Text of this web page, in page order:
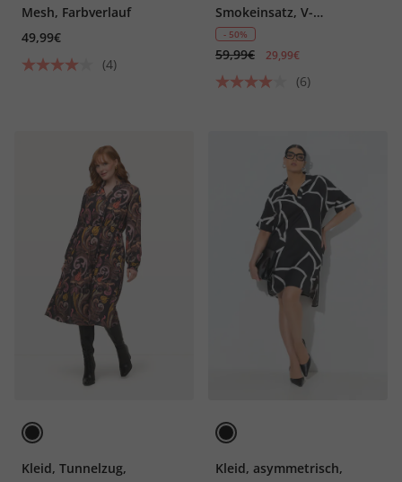
Mesh, Farbverlauf
49,99€
(4)
Smokeinsatz, V-
Ausschnitt, Halbarm
- 50%
59,99€ 29,99€
(6)
Kleid, Tunnelzug,
Kleid, asymmetrisch,